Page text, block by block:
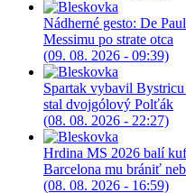
Nádherné gesto: De
Messimu po strate otca
(09. 08. 2026 - 09:39)
Spartak vybavil
stal dvojgólový Polťák
(08. 08. 2026 - 22:27)
Hrdina MS 2026 balí
Barcelona mu brániť
(08. 08. 2026 - 16:59)